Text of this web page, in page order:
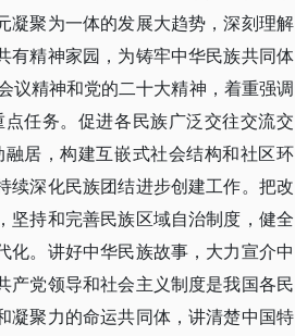
凝聚为一体的发展大趋势，深刻理解
有精神家园，为铸牢中华民族共同体
议精神和党的二十大精神，着重强调
任务。促进各民族广泛交往交流交
居，构建互嵌式社会结构和社区环
续深化民族团结进步创建工作。把改
坚持和完善民族区域自治制度，健全
化。讲好中华民族故事，大力宣介中
产党领导和社会主义制度是我国各民
凝聚力的命运共同体，讲清楚中国特